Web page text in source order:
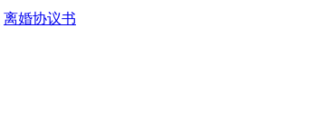
离婚协议书